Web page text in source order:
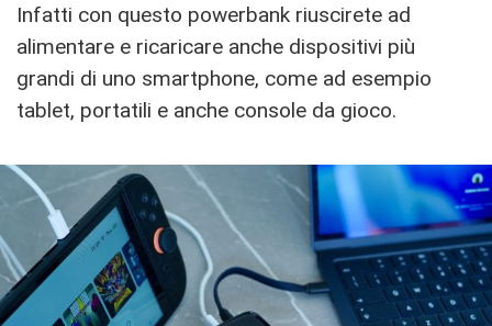
Infatti con questo powerbank riuscirete ad
alimentare e ricaricare anche dispositivi più
grandi di uno smartphone, come ad esempio
tablet, portatili e anche console da gioco.